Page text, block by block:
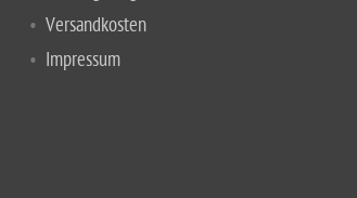
Versandkosten
Impressum